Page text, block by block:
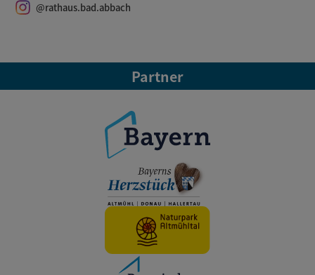
@rathaus.bad.abbach
Partner